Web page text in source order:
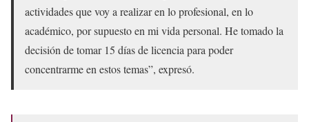
actividades que voy a realizar en lo profesional, en lo
académico, por supuesto en mi vida personal. He tomado la
decisión de tomar 15 días de licencia para poder
concentrarme en estos temas”, expresó.